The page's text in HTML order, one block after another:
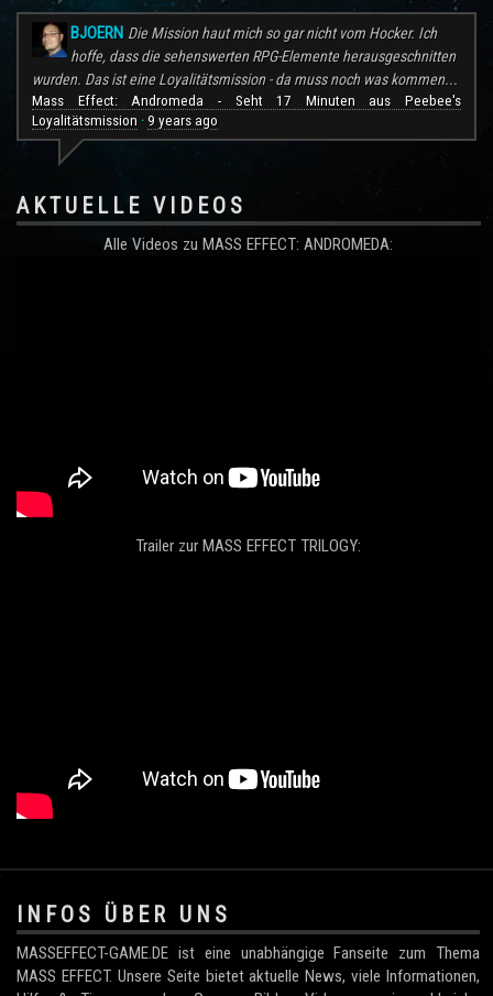
BJOERN Die Mission haut mich so gar nicht vom Hocker. Ich
hoffe, dass die sehenswerten RPG-Elemente herausgeschnitten
wurden. Das ist eine Loyalitätsmission - da muss noch was kommen...
Mass Effect: Andromeda - Seht 17 Minuten aus Peebee's
Loyalitätsmission · 9 years ago
AKTUELLE VIDEOS
Alle Videos zu MASS EFFECT: ANDROMEDA:
Trailer zur MASS EFFECT TRILOGY:
.
INFOS ÜBER UNS
MASSEFFECT-GAME.DE ist eine unabhängige Fanseite zum Thema
MASS EFFECT. Unsere Seite bietet aktuelle News, viele Informationen,